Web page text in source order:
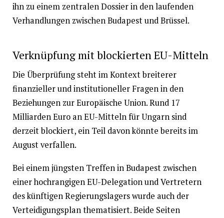
ihn zu einem zentralen Dossier in den laufenden
Verhandlungen zwischen Budapest und Brüssel.
Verknüpfung mit blockierten EU-Mitteln
Die Überprüfung steht im Kontext breiterer
finanzieller und institutioneller Fragen in den
Beziehungen zur Europäische Union. Rund 17
Milliarden Euro an EU-Mitteln für Ungarn sind
derzeit blockiert, ein Teil davon könnte bereits im
August verfallen.
Bei einem jüngsten Treffen in Budapest zwischen
einer hochrangigen EU-Delegation und Vertretern
des künftigen Regierungslagers wurde auch der
Verteidigungsplan thematisiert. Beide Seiten